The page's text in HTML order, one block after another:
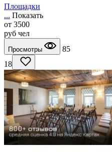
Площадки
... Показать
от 3500
руб чел
Просмотры
85
18